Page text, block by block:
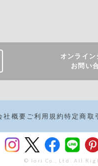
オンライン
お問い
社概要 ご利用規約特定商取
© Iori Co., Ltd. All